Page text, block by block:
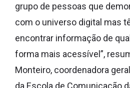
grupo de pessoas que
com o universo digital mas
encontrar informação de
forma mais acessível”,
Monteiro, coordenadora
da Escola de Comunicação